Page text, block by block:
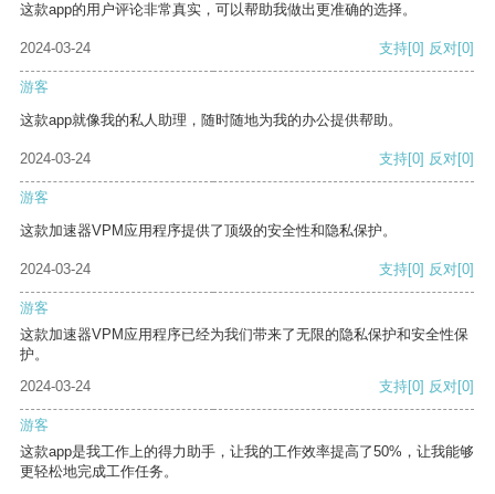
这款app的用户评论非常真实，可以帮助我做出更准确的选择。
2024-03-24 支持[0] 反对[0]
游客
这款app就像我的私人助理，随时随地为我的办公提供帮助。
2024-03-24 支持[0] 反对[0]
游客
这款加速器VPM应用程序提供了顶级的安全性和隐私保护。
2024-03-24 支持[0] 反对[0]
游客
这款加速器VPM应用程序已经为我们带来了无限的隐私保护和安全性保
护。
2024-03-24
支持[0] 反对[0]
游客
这款app是我工作上的得力助手，让我的工作效率提高了50%，让我能够
更轻松地完成工作任务。